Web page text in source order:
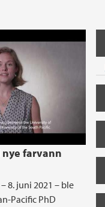
farvann
8. juni 2021 – ble
Pacific PhD